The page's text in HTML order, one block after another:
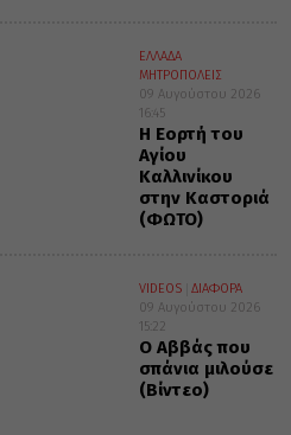
ΕΛΛΑΔΑ
ΜΗΤΡΟΠΟΛΕΙΣ
09 Αυγούστου 2026
16:45
Η Εορτή του
Αγίου
Καλλινίκου
στην Καστοριά
(ΦΩΤΟ)
VIDEOS
ΔΙΑΦΟΡΑ
09 Αυγούστου 2026
15:22
Ο Αββάς που
σπάνια μιλούσε
(Βίντεο)